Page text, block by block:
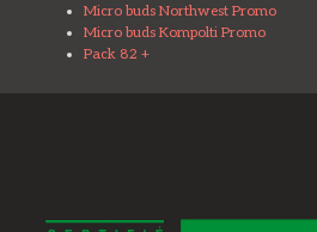
Micro buds Northwest Promo
Micro buds Kompolti Promo
Pack 82 +